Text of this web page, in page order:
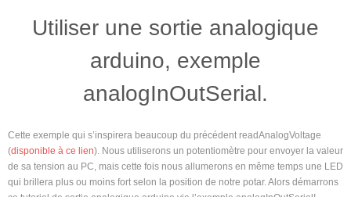
Utiliser une sortie analogique
arduino, exemple
analogInOutSerial.
Cette exemple qui s’inspirera beaucoup du précédent readAnalogVoltage
(disponible à ce lien). Nous utiliserons un potentiomètre pour envoyer la valeur
de sa tension au PC, mais cette fois nous allumerons en même temps une LED
qui brillera plus ou moins fort selon la position de notre potar. Alors démarrons